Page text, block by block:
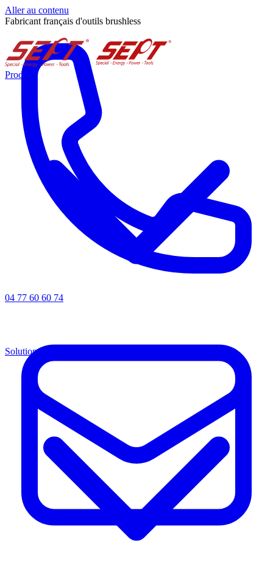
Aller au contenu
Fabricant français d'outils brushless
04 77 60 60 74
Produits
Solutions